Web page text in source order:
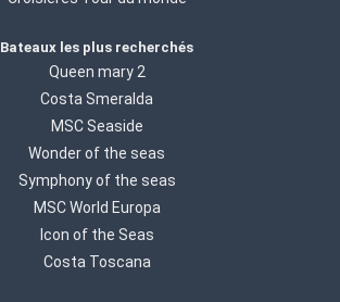
Bateaux les plus recherchés
Queen mary 2
Costa Smeralda
MSC Seaside
Wonder of the seas
Symphony of the seas
MSC World Europa
Icon of the Seas
Costa Toscana